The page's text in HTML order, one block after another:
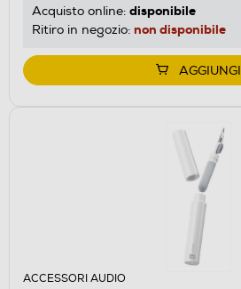
Acquisto online: disponibile
Ritiro in negozio: non disponibile
AGGIUNGI
ACCESSORI AUDIO